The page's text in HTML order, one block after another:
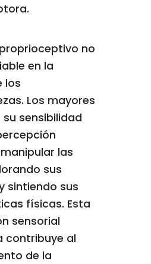
no
en la
los
Los mayores
sensibilidad
las
sus
sintiendo sus
físicas. Esta
sensorial
contribuye al
de la